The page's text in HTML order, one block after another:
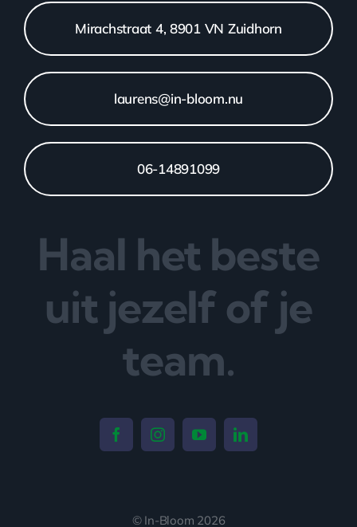
Mirachstraat 4, 8901 VN Zuidhorn
laurens@in-bloom.nu
06-14891099
Haal het beste
uit jezelf of je
team.
© In-Bloom 2026